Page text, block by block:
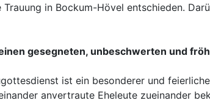
Trauung in Bockum-Hövel entschieden.
gesegneten, unbeschwerten und
ist ein besonderer und
anvertraute Eheleute zueinander